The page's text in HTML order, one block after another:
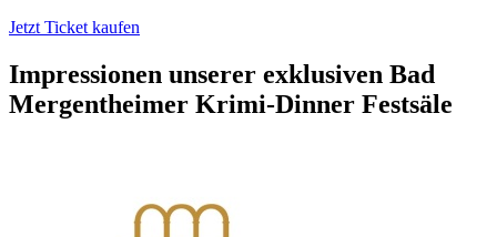
Jetzt Ticket kaufen
Impressionen unserer exklusiven Bad
Mergentheimer Krimi-Dinner Festsäle